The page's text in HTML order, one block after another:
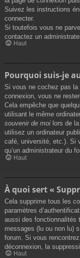
Suivez les instructions
connecter.
Si toutefois vous ne
contactez un
Haut
Pourquoi suis-je
Si vous ne cochez pas la
connexion, vous ne
Cela empêche que
utilisant le même
souvenir de moi lors de
utilisez un ordinateur
café, université, etc.). Si
qu’un administrateur du
Haut
À quoi sert «
Cela supprime tous les
paramètres
aussi des fonctionnalités
messages (lu ou non lu)
forum. Si vous
déconnexion, la
Haut